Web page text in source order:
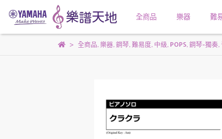
全商品 樂器 難
全商品 樂器, 鋼琴, 難易度, 中級 POPS, 鋼琴-獨奏,